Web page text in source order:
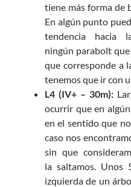
tiene más forma de
En algún punto
tendencia hacia
ningún parabolt
que corresponde a
tenemos que ir con
L4 (IV+ – 30m):
ocurrir que en
en el sentido que
caso nos
sin que
la saltamos.
izquierda de un